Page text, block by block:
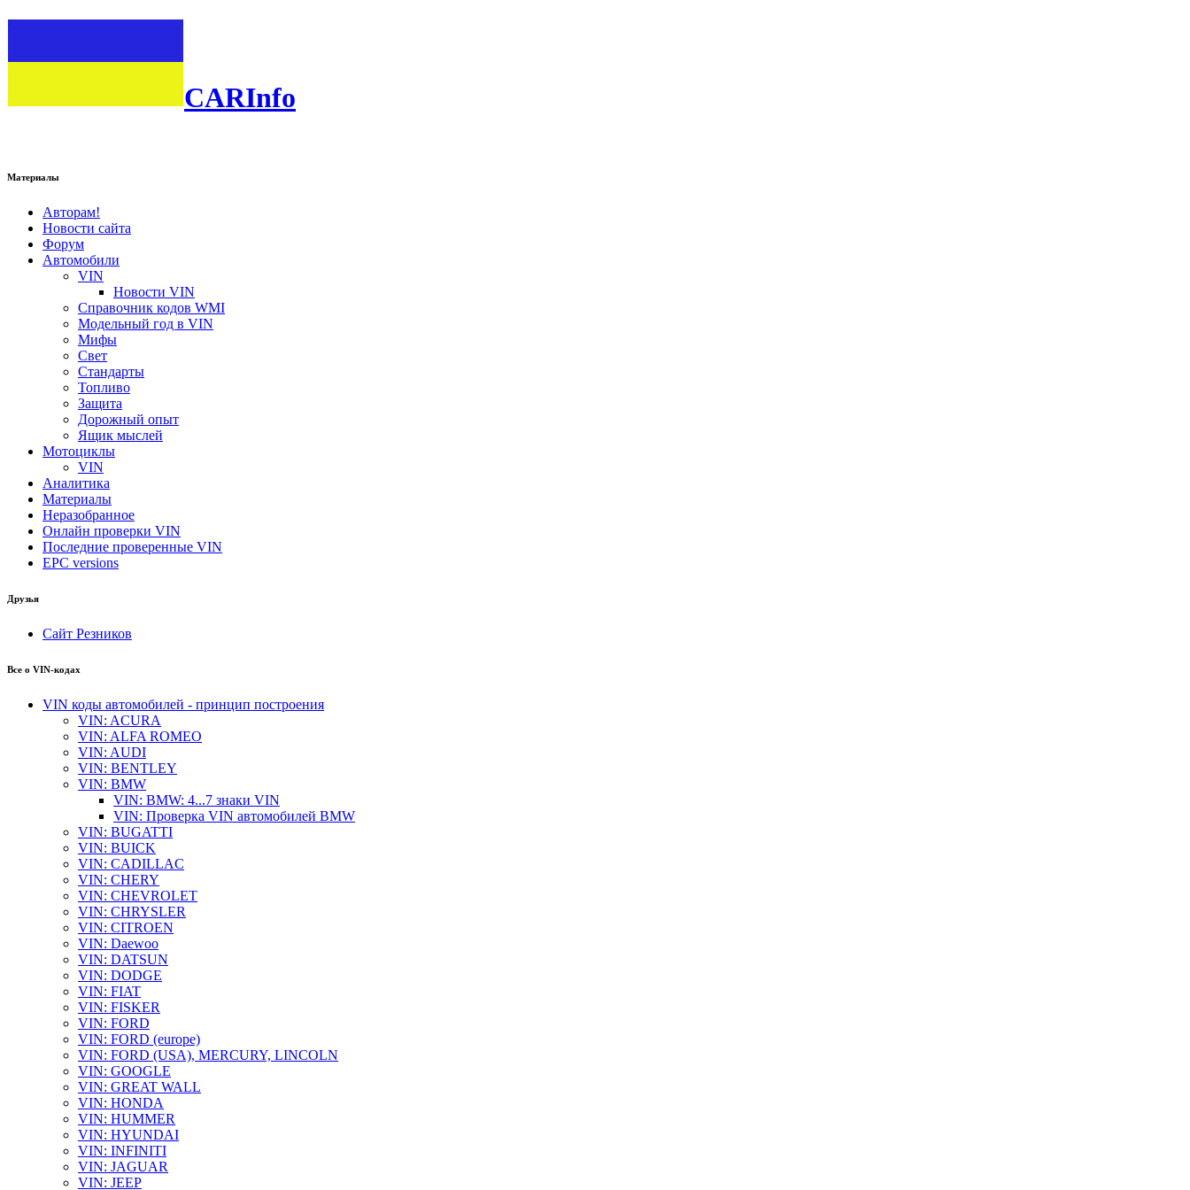
CARInfo
Материалы
Авторам!
Новости сайта
Форум
Автомобили
VIN
Новости VIN
Справочник кодов WMI
Модельный год в VIN
Мифы
Свет
Стандарты
Топливо
Защита
Дорожный опыт
Ящик мыслей
Мотоциклы
VIN
Аналитика
Материалы
Неразобранное
Онлайн проверки VIN
Последние проверенные VIN
EPC versions
Друзья
Сайт Резников
Все о VIN-кодах
VIN коды автомобилей - принцип построения
VIN: ACURA
VIN: ALFA ROMEO
VIN: AUDI
VIN: BENTLEY
VIN: BMW
VIN: BMW: 4...7 знаки VIN
VIN: Проверка VIN автомобилей BMW
VIN: BUGATTI
VIN: BUICK
VIN: CADILLAC
VIN: CHERY
VIN: CHEVROLET
VIN: CHRYSLER
VIN: CITROEN
VIN: Daewoo
VIN: DATSUN
VIN: DODGE
VIN: FIAT
VIN: FISKER
VIN: FORD
VIN: FORD (europe)
VIN: FORD (USA), MERCURY, LINCOLN
VIN: GOOGLE
VIN: GREAT WALL
VIN: HONDA
VIN: HUMMER
VIN: HYUNDAI
VIN: INFINITI
VIN: JAGUAR
VIN: JEEP